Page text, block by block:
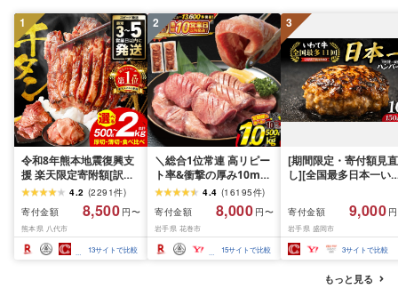
1
令和8年熊本地震復興支
援 楽天限定寄附額[訳あ
り]牛タン 500g〜2kg 肉
牛肉 訳あり 牛タン 冷凍
小分け 厚切り 薄切り 食
べ比べ 500g 1kg 1.5kg
2kg 牛 人気 ビーフ 牛た
ん ふるさと納税 ランキ
4.2 (2291件)
寄付金額
8,500 円〜
熊本県 八代市
13サイトで比較
2
＼総合1位常連 高リピー
ト率&衝撃の厚み10mm
厚切り牛タン 塩味/ ≪ス
ピード発送!!10営業日以
内発送≫ 選べる内容量
500g / 1kg 定期便 毎月
届く 牛肉 肉 BBQ ふるさ
と 人気 ランキング 岩手
4.4 (16195件)
寄付金額
8,000 円〜
岩手県 花巻市
15サイトで比較
3
[期間限定・寄付額見直
し][全国最多日本一い
1.5kg(150g×10個) い
て牛 × 岩中豚 ハンバー
グ 合挽き 合い挽き 黒
和牛 人気 冷凍 個包装
分け 冷凍 牛肉 豚肉 和
ビーフ ポーク はんば
ぐ 挽肉 お肉 ミンチ 肉
寄付金額 9,000
岩手県 盛岡市
3サイトで比較
もっと見る